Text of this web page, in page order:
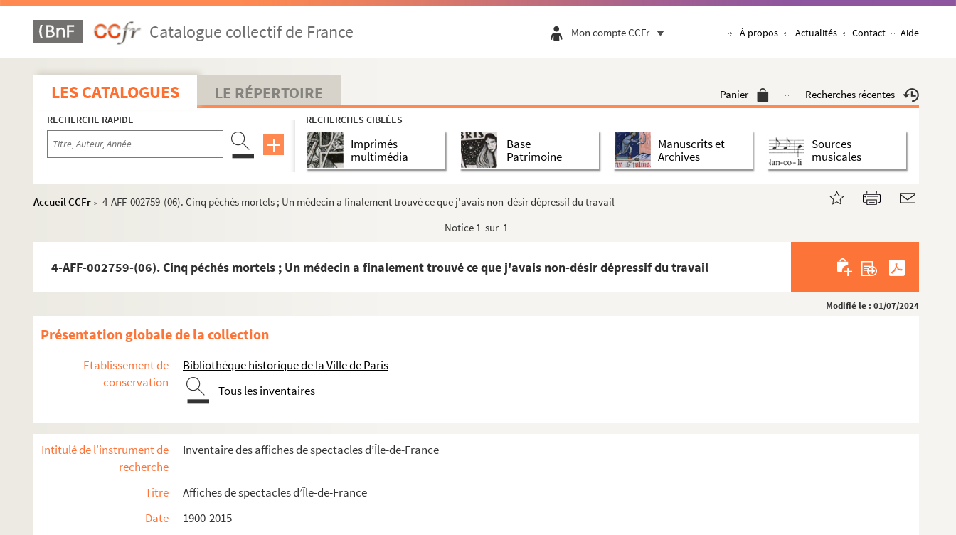
Catalogue collectif de France Mon compte CCFr À propos Actualités Contact Aide
LES CATALOGUES LE RÉPERTOIRE Panier Recherches récentes
RECHERCHE RAPIDE RECHERCHES CIBLÉES
Imprimés
multimédia
Base
Patrimoine
Manuscrits et
Archives
Sources
musicales
Accueil CCFr > 4-AFF-002759-(06). Cinq péchés mortels ; Un médecin a finalement trouvé ce que j'avais non-désir dépressif du travail
Notice 1 sur 1
4-AFF-002759-(06). Cinq péchés mortels ; Un médecin a finalement trouvé ce que j'avais non-désir dépressif du travail
Modifié le : 01/07/2024
Présentation globale de la collection
Etablissement de
conservation
Bibliothèque historique de la Ville de Paris
Tous les inventaires
Intitulé de l'instrument de
recherche
Inventaire des affiches de spectacles d’Île-de-France
Titre
Affiches de spectacles d’Île-de-France
Date
1900-2015
Yvelines
Essonne
Seine-Saint-Denis
Arcueil
Cachan
Champigny-sur-Marne
Charenton-le-Pont
Chevilly-Larue
Choisy-le-Roi
Ivry-sur-Seine
Médiathèque d'Ivry
Théâtre Antoine Vitez
Spectacles
4-AFF-002759-(01). L'amour médecin